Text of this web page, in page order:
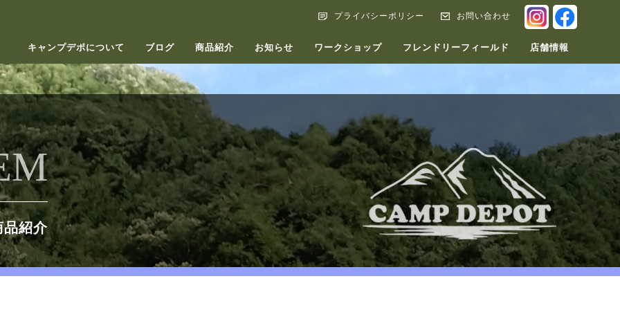
キャンプデポについて ブログ 商品紹介 お知らせ ワークショップ フレンドリーフィールド 店舗情報
プライバシーポリシー お問い合わせ
品紹介